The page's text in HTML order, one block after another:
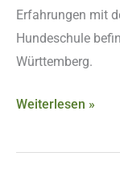
Erfahrungen mit
Hundeschule
Württemberg.
Weiterlesen »